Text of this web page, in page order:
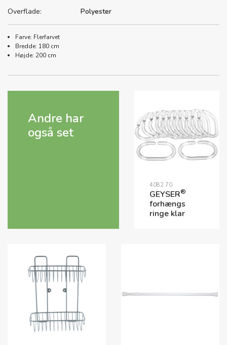
Overflade:
Polyester
Farve: Flerfarvet
Bredde: 180 cm
Højde: 200 cm
Andre har
også set
4082.70
GEYSER®
forhængs
ringe klar